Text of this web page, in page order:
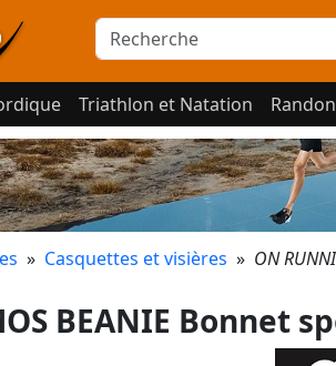
Triathlon et Natation
» Casquettes et visières » ON
BEANIE Bonnet